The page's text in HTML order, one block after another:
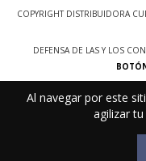
Al navegar por este
agilizar
COPYRIGHT DISTRIBUIDORA
DEFENSA DE LAS Y LOS